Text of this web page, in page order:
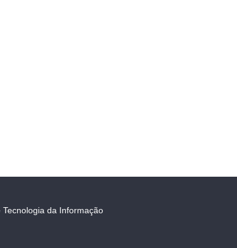
da Informação